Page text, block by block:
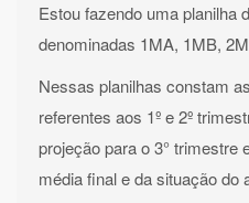
Estou fazendo uma planilha
denominadas 1MA, 1MB,
Nessas planilhas constam
referentes aos 1º e 2º
projeção para o 3° trimestre
média final e da situação do